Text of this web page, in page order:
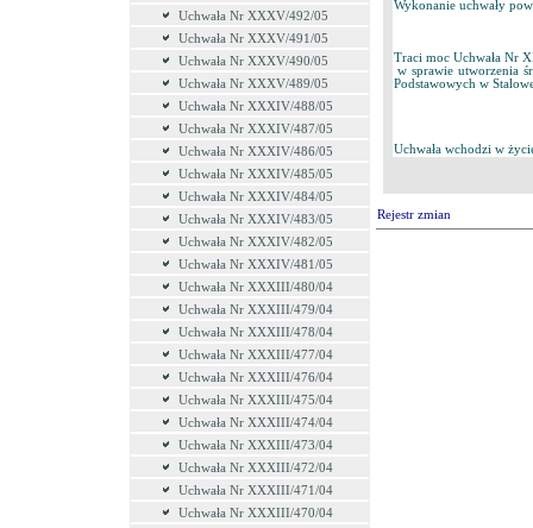
Uchwała Nr XXXV/492/05
Uchwała Nr XXXV/491/05
Uchwała Nr XXXV/490/05
Uchwała Nr XXXV/489/05
Uchwała Nr XXXIV/488/05
Uchwała Nr XXXIV/487/05
Uchwała Nr XXXIV/486/05
Uchwała Nr XXXIV/485/05
Uchwała Nr XXXIV/484/05
Uchwała Nr XXXIV/483/05
Uchwała Nr XXXIV/482/05
Uchwała Nr XXXIV/481/05
Uchwała Nr XXXIII/480/04
Uchwała Nr XXXIII/479/04
Uchwała Nr XXXIII/478/04
Uchwała Nr XXXIII/477/04
Uchwała Nr XXXIII/476/04
Uchwała Nr XXXIII/475/04
Uchwała Nr XXXIII/474/04
Uchwała Nr XXXIII/473/04
Uchwała Nr XXXIII/472/04
Uchwała Nr XXXIII/471/04
Uchwała Nr XXXIII/470/04
Wykonanie uchwały
Traci moc Uchwała Nr
w sprawie utworzenia
Podstawowych w
Uchwała wchodzi w
Rejestr zmian